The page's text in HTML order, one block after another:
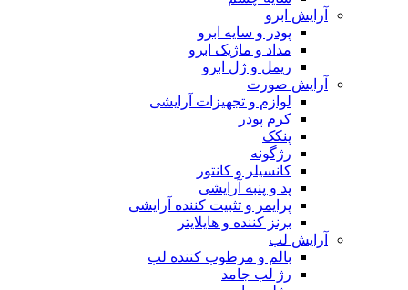
آرایش ابرو
پودر و سایه ابرو
مداد و ماژیک ابرو
ریمل و ژل ابرو
آرایش صورت
لوازم و تجهیزات آرایشی
کرم پودر
پنکک
رژگونه
کانسیلر و کانتور
پد و پنبه آرایشی
پرایمر و تثبیت کننده آرایشی
برنز کننده و هایلایتر
آرایش لب
بالم و مرطوب کننده لب
رژ لب جامد